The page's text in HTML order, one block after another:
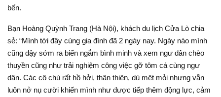
bến.
Bạn Hoàng Quỳnh Trang (Hà Nội), khách du lịch Cửa Lò chia
sẻ: “Mình tới đây cùng gia đình đã 2 ngày nay. Ngày nào mình
cũng dậy sớm ra biển ngắm bình minh và xem ngư dân chèo
thuyền cũng như trải nghiệm công việc gỡ tôm cá cùng ngư
dân. Các cô chú rất hồ hởi, thân thiện, dù mệt mỏi nhưng vẫn
luôn nở nụ cười khiến mình như được tiếp thêm động lực, cảm